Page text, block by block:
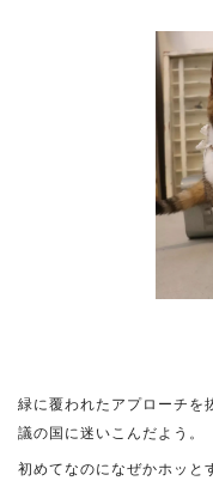
緑に覆われたアプローチを
議の国に迷いこんだよう。
初めてなのになぜかホッと